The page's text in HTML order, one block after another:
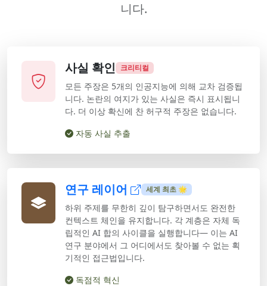
니다.
사실 확인 크리티컬
모든 주장은 5개의 인공지능에 의해 교차 검증됩
니다. 논란의 여지가 있는 사실은 즉시 표시됩니
다. 더 이상 확신에 찬 허구적 주장은 없습니다.
자동 사실 추출
연구 레이어 세계 최초 🌟
하위 주제를 무한히 깊이 탐구하면서도 완전한
컨텍스트 체인을 유지합니다. 각 계층은 자체 독
립적인 AI 합의 사이클을 실행합니다— 이는 AI
연구 분야에서 그 어디에서도 찾아볼 수 없는 획
기적인 접근법입니다.
독점적 혁신